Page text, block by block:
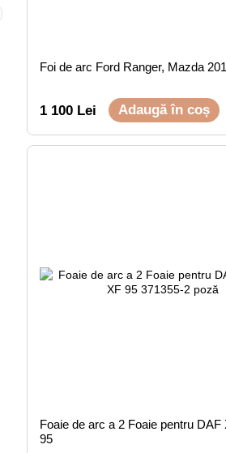
Foi de arc Ford Ranger, Mazda
1 100 Lei Adaugă în coș
Foaie de arc a 2 Foaie pentru DAF
95